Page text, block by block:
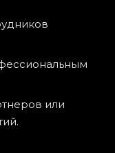
или
.